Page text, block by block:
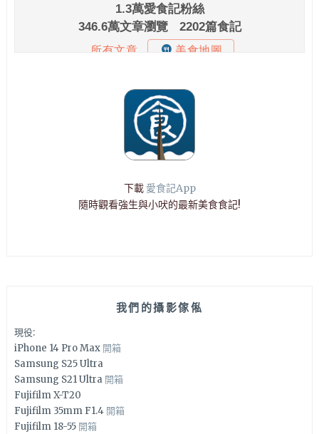
下載 愛食記App
隨時觀看強生與小吠的最新美食食記!
我們的攝影傢俬
現役:
iPhone 14 Pro Max 開箱
Samsung S25 Ultra
Samsung S21 Ultra 開箱
Fujifilm X-T20
Fujifilm 35mm F1.4 開箱
Fujifilm 18-55 開箱